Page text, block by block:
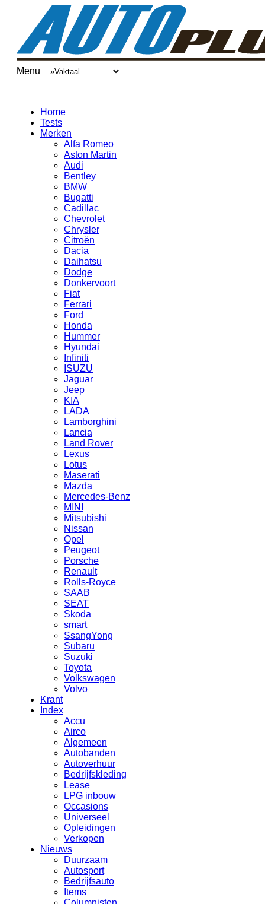
Menu
Home
Tests
Merken
Alfa Romeo
Aston Martin
Audi
Bentley
BMW
Bugatti
Cadillac
Chevrolet
Chrysler
Citroën
Dacia
Daihatsu
Dodge
Donkervoort
Fiat
Ferrari
Ford
Honda
Hummer
Hyundai
Infiniti
ISUZU
Jaguar
Jeep
KIA
LADA
Lamborghini
Lancia
Land Rover
Lexus
Lotus
Maserati
Mazda
Mercedes-Benz
MINI
Mitsubishi
Nissan
Opel
Peugeot
Porsche
Renault
Rolls-Royce
SAAB
SEAT
Skoda
smart
SsangYong
Subaru
Suzuki
Toyota
Volkswagen
Volvo
Krant
Index
Accu
Airco
Algemeen
Autobanden
Autoverhuur
Bedrijfskleding
Lease
LPG inbouw
Occasions
Universeel
Opleidingen
Verkopen
Nieuws
Duurzaam
Autosport
Bedrijfsauto
Items